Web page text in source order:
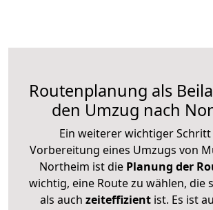
Routenplanung als
den Umzug nach
Ein weiterer wichtiger
Vorbereitung eines Umzugs von
Northeim ist die Planung der
wichtig, eine Route zu wählen, die
als auch zeiteffizientist. Es ist